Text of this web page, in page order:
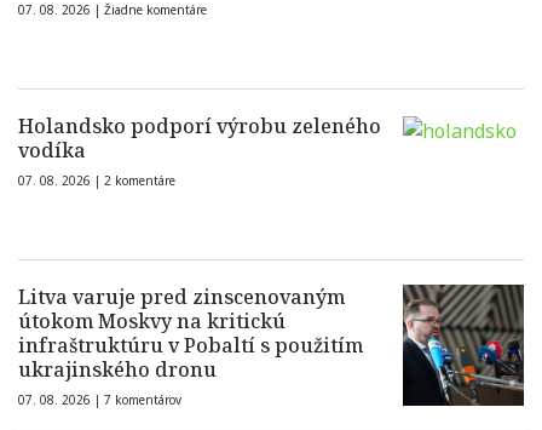
07. 08. 2026 | Žiadne komentáre
Holandsko podporí výrobu zeleného
vodíka
07. 08. 2026 | 2 komentáre
Litva varuje pred zinscenovaným
útokom Moskvy na kritickú
infraštruktúru v Pobaltí s použitím
ukrajinského dronu
07. 08. 2026 | 7 komentárov